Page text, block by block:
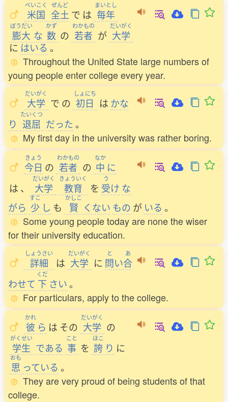
べいこく
米国
ぜんど
全土 で は
まいとし
毎年
ぼうだい
膨大 な
かず
数 の
わかもの
若者 が
だいがく
大学
に はいる 。
Throughout the United State large numbers of
young people enter college every year.
だいがく
大学 で の
しょにち
初日 は かな
り
たいくつ
退屈 だった。
My first day in the university was rather boring.
きょう
今日 の
わかもの
若者 の
なか
中 に
は 、
だいがく
大学
きょういく
教育 を
う
受け な
がら
すこ
少 し も
かしこ
賢 くない もの が いる 。
Some young people today are none the wiser
for their university education.
しょうさい
詳細 は
だいがく
大学 に
と
問い
あ
合
わせて
くだ
下 さい。
For particulars, apply to the college.
かれ
彼 ら は その
だいがく
大学 の
がくせい
学生 である
こと
事 を
ほこ
誇 り に
おも
思 っている 。
They are very proud of being students of that
college.